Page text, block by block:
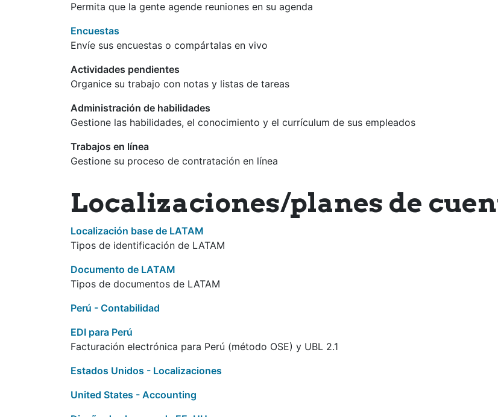
Permita que la gente agende reuniones en su agenda
Encuestas
Envíe sus encuestas o compártalas en vivo
Actividades pendientes
Organice su trabajo con notas y listas de tareas
Administración de habilidades
Gestione las habilidades, el conocimiento y el currículum de sus empleados
Trabajos en línea
Gestione su proceso de contratación en línea
Localizaciones/planes de
Localización base de LATAM
Tipos de identificación de LATAM
Documento de LATAM
Tipos de documentos de LATAM
Perú - Contabilidad
EDI para Perú
Facturación electrónica para Perú (método OSE) y UBL 2.1
Estados Unidos - Localizaciones
United States - Accounting